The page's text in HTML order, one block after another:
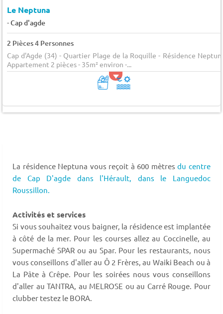
Le Neptuna
-Cap d'agde
2 Pièces 4 Personnes
Cap d'Agde (34) - Quartier Plage de la Roquille - Résidence
Appartement 2 pièces - 35m² environ -...
La résidence Neptuna vous reçoit à 600 mètresdu centre
de Cap D'agde dans l'Hérault,
dans le Languedoc
Roussillon.
Activités et services
Si vous souhaitez vous baigner, la résidence est implantée
à côté de la mer. Pour les courses allez au Coccinelle, au
Supermaché SPAR ou au Spar. Pour les restaurants, nous
vous conseillons d'aller au Ô 2 Frères, au Waiki Beach ou à
La Pâte à Crêpe. Pour les soirées nous vous conseillons
d'aller au TANTRA, au MELROSE ou au Carré Rouge. Pour
clubber testez le BORA.